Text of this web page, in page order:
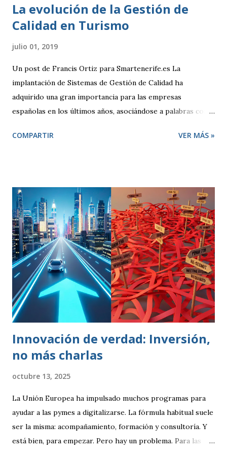
La evolución de la Gestión de
Calidad en Turismo
julio 01, 2019
Un post de Francis Ortiz para Smartenerife.es La
implantación de Sistemas de Gestión de Calidad ha
adquirido una gran importancia para las empresas
españolas en los últimos años, asociándose a palabras como
¿qué se entiende por Calidad?, ¿qué pretende una empresa
transmitiendo la idea de que algo es mejor. Desde un punto
de vista técnico, Calidad representa una forma de hacer las
cosas preocupándose siempre por satisfacer al cliente y
por mejorar día a día procesos y resultados. El enfoque de
gestión de la calidad se inicia en la década de los 50. En esa
época, se contemplaba un concepto de calidad centrado en
lograr que un producto cumpliese las especificaciones
marcadas (peso, duración, resistencia, rapidez). Se
realizaban controles periódicos para evitar que product...
COMPARTIR VER MÁS »
Innovación de verdad: Inversión,
no más charlas
octubre 13, 2025
La Unión Europea ha impulsado muchos programas para
ayudar a las pymes a digitalizarse. La fórmula habitual suele
ser la misma: acompañamiento, formación y consultoría. Y
está bien, para empezar. Pero hay un problema. Para las